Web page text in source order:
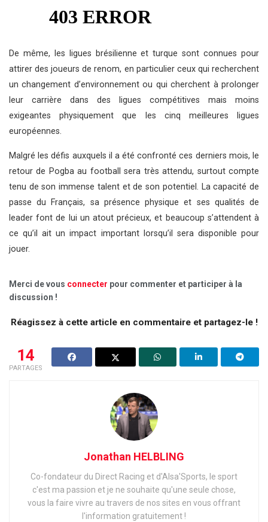
De même, les ligues brésilienne et turque sont connues pour
attirer des joueurs de renom, en particulier ceux qui recherchent
un changement d’environnement ou qui cherchent à prolonger
leur carrière dans des ligues compétitives mais moins
exigeantes physiquement que les cinq meilleures ligues
européennes.
Malgré les défis auxquels il a été confronté ces derniers mois, le
retour de Pogba au football sera très attendu, surtout compte
tenu de son immense talent et de son potentiel. La capacité de
passe du Français, sa présence physique et ses qualités de
leader font de lui un atout précieux, et beaucoup s’attendent à
ce qu’il ait un impact important lorsqu’il sera disponible pour
jouer.
Merci de vous connecter pour commenter et participer à la
discussion !
Réagissez à cette article en commentaire et partagez-le !
14
PARTAGES
Jonathan HELBLING
Co-fondateur du Direct Racing et d'Alsa'Sports, le sport
c'est ma passion et je ne souhaite qu'une seule chose,
vous la faire vivre au travers de nos sites en vous offrant
l'information gratuitement !